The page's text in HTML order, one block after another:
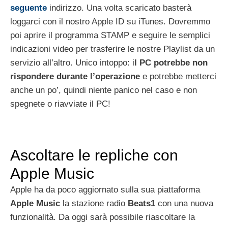
seguente indirizzo. Una volta scaricato basterà
loggarci con il nostro Apple ID su iTunes. Dovremmo
poi aprire il programma STAMP e seguire le semplici
indicazioni video per trasferire le nostre Playlist da un
servizio all’altro. Unico intoppo: il PC potrebbe non
rispondere durante l’operazione e potrebbe metterci
anche un po’, quindi niente panico nel caso e non
spegnete o riavviate il PC!
Ascoltare le repliche con
Apple Music
Apple ha da poco aggiornato sulla sua piattaforma
Apple Music la stazione radio Beats1 con una nuova
funzionalità. Da oggi sarà possibile riascoltare la